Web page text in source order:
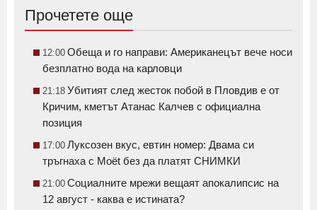
Прочетете още
12:00 Обеща и го направи: Американецът вече носи
безплатно вода на карловци
21:18 Убитият след жесток побой в Пловдив е от
Кричим, кметът Атанас Калчев с официална
позиция
17:00 Луксозен вкус, евтин номер: Двама си
тръгнаха с Moët без да платят СНИМКИ
21:00 Социалните мрежи вещаят апокалипсис на
12 август - каква е истината?